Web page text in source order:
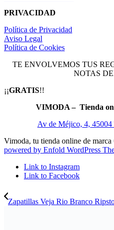
PRIVACIDAD
Política de Privacidad
Aviso Legal
Política de Cookies
TE ENVOLVEMOS TUS
NOTAS
¡¡GRATIS!!
VIMODA – Tienda
Av de Méjico, 4, 45004
Vimoda, tu tienda online de
powered by Enfold WordPress
Link to Instagram
Link to Facebook
Zapatillas Veja Rio Branco